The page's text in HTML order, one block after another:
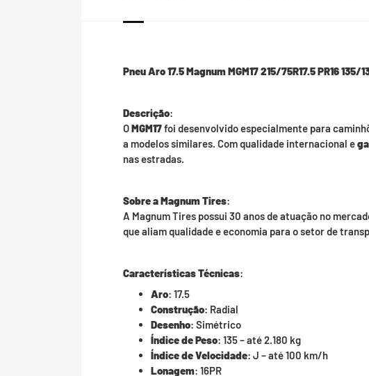
Pneu Aro 17.5 Magnum MGM17 215/75R17.5 PR16 135/
Descrição:
OMGM17foi desenvolvido especialmente para
a modelos similares. Com qualidade internacional e
nas estradas.
Sobre a Magnum Tires:
A Magnum Tires possui 30 anos de atuação no
que aliam qualidade e economia para o setor de
Características Técnicas:
Aro: 17.5
Construção: Radial
Desenho: Simétrico
Índice de Peso: 135 – até 2.180 kg
Índice de Velocidade: J – até 100 km/h
Lonagem: 16PR